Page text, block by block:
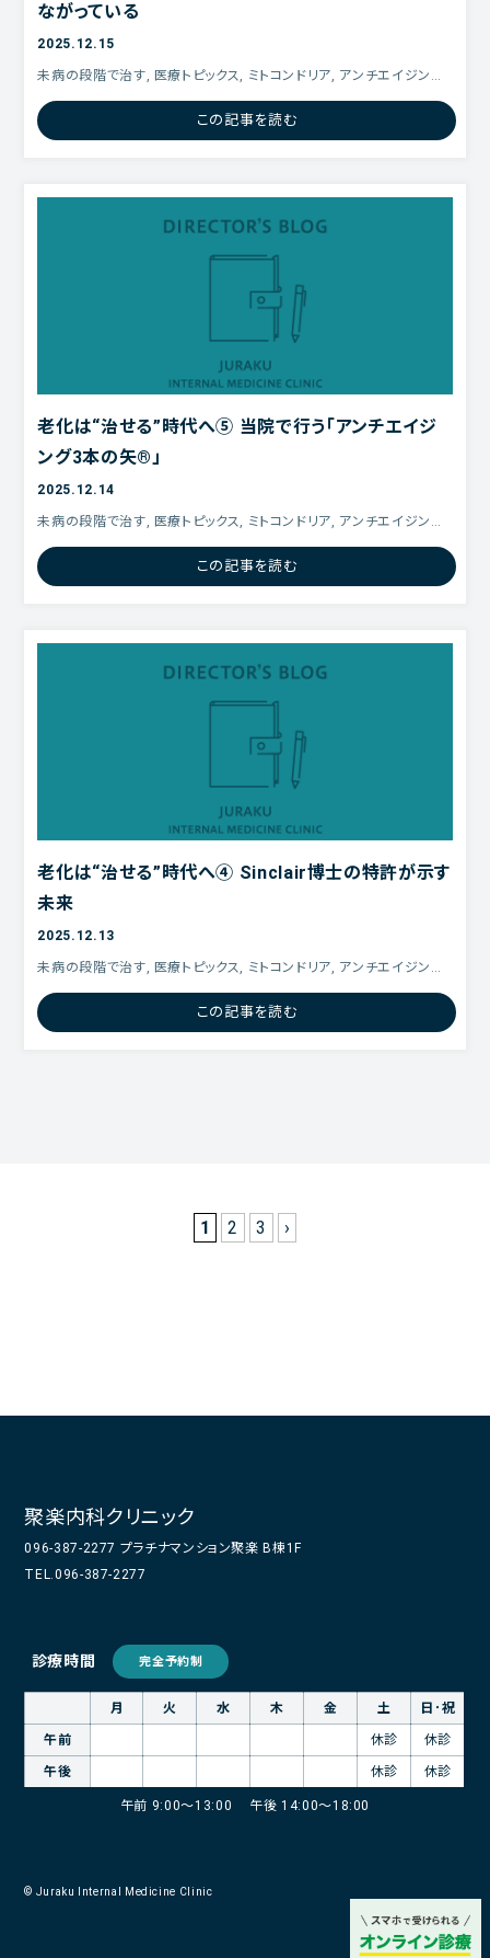
ながっている
2025.12.15
未病の段階で治す, 医療トピックス, ミトコンドリア, アンチエイジング,
老化は「治る」, エピジェネティック クロック, アンチエイジング3本の
矢,
この記事を読む
老化は“治せる”時代へ⑤ 当院で行う「アンチエイジ
ング3本の矢®」
2025.12.14
未病の段階で治す, 医療トピックス, ミトコンドリア, アンチエイジング,
老化は「治る」, エピジェネティック クロック, アンチエイジング3本の
矢,
この記事を読む
老化は“治せる”時代へ④ Sinclair博士の特許が示す
未来
2025.12.13
未病の段階で治す, 医療トピックス, ミトコンドリア, アンチエイジング,
エピジェネティック クロック, アンチエイジング3本の矢,
この記事を読む
1 2 3 ›
聚楽内科クリニック
096-387-2277 プラチナマンション聚楽 B棟1F
TEL.096-387-2277
診療時間 完全予約制
月 火 水 木 金 土 日･祝
午前 休診 休診
午後 休診 休診
午前 9:00～13:00 午後 14:00～18:00
© Juraku Internal Medicine Clinic